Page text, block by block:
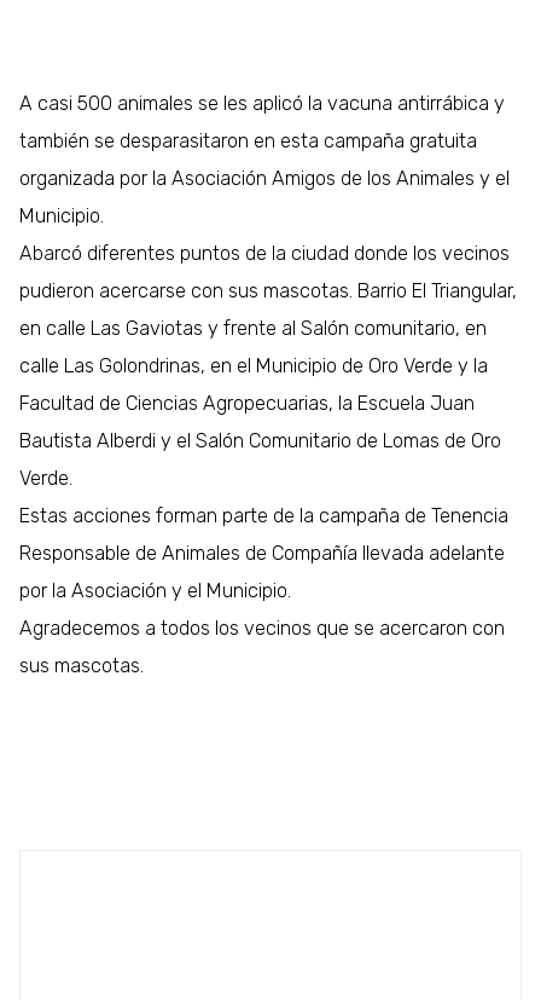
A casi 500 animales se les aplicó la vacuna antirrábica y
también se desparasitaron en esta campaña gratuita
organizada por la Asociación Amigos de los Animales y el
Municipio.
Abarcó diferentes puntos de la ciudad donde los vecinos
pudieron acercarse con sus mascotas. Barrio El Triangular,
en calle Las Gaviotas y frente al Salón comunitario, en
calle Las Golondrinas, en el Municipio de Oro Verde y la
Facultad de Ciencias Agropecuarias, la Escuela Juan
Bautista Alberdi y el Salón Comunitario de Lomas de Oro
Verde.
Estas acciones forman parte de la campaña de Tenencia
Responsable de Animales de Compañía llevada adelante
por la Asociación y el Municipio.
Agradecemos a todos los vecinos que se acercaron con
sus mascotas.